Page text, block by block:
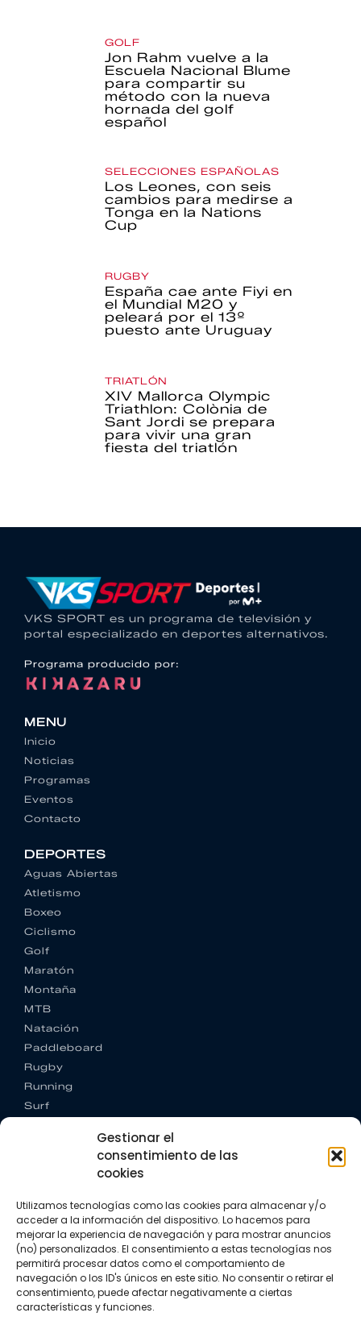
Gestionar el
consentimiento de las
cookies
Utilizamos tecnologías como las cookies para almacenar y/o
acceder a la información del dispositivo. Lo hacemos para
mejorar la experiencia de navegación y para mostrar anuncios
(no) personalizados. El consentimiento a estas tecnologías nos
permitirá procesar datos como el comportamiento de
navegación o los ID's únicos en este sitio. No consentir o retirar el
consentimiento, puede afectar negativamente a ciertas
características y funciones.
GOLF
Jon Rahm vuelve a la
Escuela Nacional Blume
para compartir su
método con la nueva
hornada del golf
español
SELECCIONES ESPAÑOLAS
Los Leones, con seis
cambios para medirse a
Tonga en la Nations
Cup
RUGBY
España cae ante Fiyi en
el Mundial M20 y
peleará por el 13º
puesto ante Uruguay
TRIATLÓN
XIV Mallorca Olympic
Triathlon: Colònia de
Sant Jordi se prepara
para vivir una gran
fiesta del triatlón
VKS SPORT es un programa de televisión y
portal especializado en deportes alternativos.
Programa producido por:
MENU
Inicio
Noticias
Programas
Eventos
Contacto
DEPORTES
Aguas Abiertas
Atletismo
Boxeo
Ciclismo
Golf
Maratón
Montaña
MTB
Natación
Paddleboard
Rugby
Running
Surf
CONTACTO
+34 662 342 177
info@vkssport.com
SÍGUENOS